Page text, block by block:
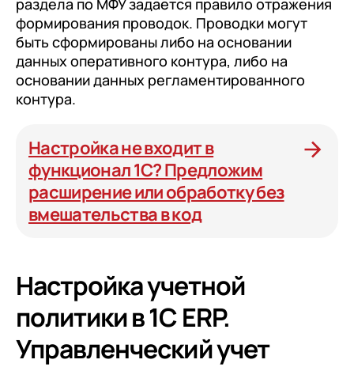
формирования проводок. Проводки могут
быть сформированы либо на основании
данных оперативного контура, либо на
основании данных регламентированного
контура.
Настройка не входит в
функционал 1С? Предложим
расширение или обработку без
вмешательства в код
Настройка учетной
политики в 1С ERP.
Управленческий учет